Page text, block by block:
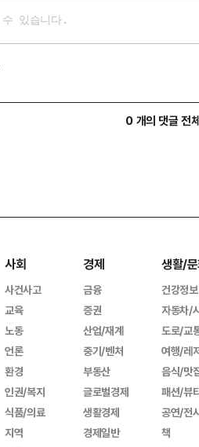
0 개의 댓글 전
사회
사건사고
교육
노동
언론
환경
인권/복지
식품/의료
지역
경제
금융
증권
산업/재계
중기/벤처
부동산
글로벌경제
생활경제
경제일반
생활/
건강정보
자동차/
도로/교
여행/레
음식/맛
패션/뷰
공연/전
책